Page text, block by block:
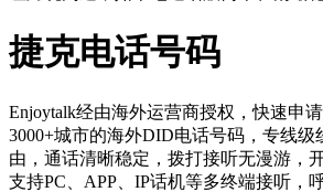
捷克电话号码
Enjoytalk经由海外运营商授权，快速申
3000+城市的海外DID电话号码，专线级
由，通话清晰稳定，拨打接听无漫游，
支持PC、APP、IP话机等多终端接听，